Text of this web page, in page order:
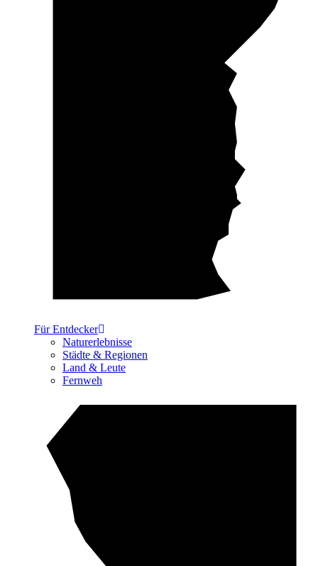
Für Entdecker
Naturerlebnisse
Städte & Regionen
Land & Leute
Fernweh